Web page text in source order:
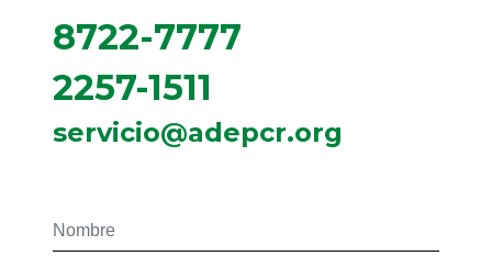
8722-7777
2257-1511
servicio@adepcr.org